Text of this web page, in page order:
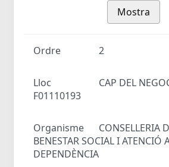
Mostra
Ordre 2
Lloc
CAP DEL
F01110193
Organisme
CONSELLERIA
BENESTAR SOCIAL I ATENCIÓ
DEPENDÈNCIA